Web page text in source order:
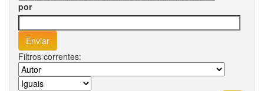
por
Filtros correntes: